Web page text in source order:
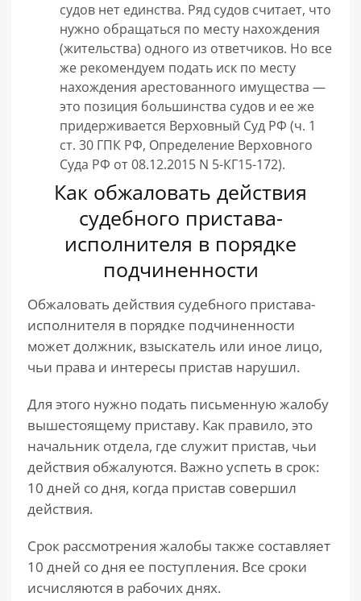
судов нет единства. Ряд судов считает, что
нужно обращаться по месту нахождения
(жительства) одного из ответчиков. Но все
же рекомендуем подать иск по месту
нахождения арестованного имущества —
это позиция большинства судов и ее же
придерживается Верховный Суд РФ (ч. 1
ст. 30 ГПК РФ, Определение Верховного
Суда РФ от 08.12.2015 N 5-КГ15-172).
Как обжаловать действия
судебного пристава-
исполнителя в порядке
подчиненности
Обжаловать действия судебного пристава-
исполнителя в порядке подчиненности
может должник, взыскатель или иное лицо,
чьи права и интересы пристав нарушил.
Для этого нужно подать письменную жалобу
вышестоящему приставу. Как правило, это
начальник отдела, где служит пристав, чьи
действия обжалуются. Важно успеть в срок:
10 дней со дня, когда пристав совершил
действия.
Срок рассмотрения жалобы также составляет
10 дней со дня ее поступления. Все сроки
исчисляются в рабочих днях.